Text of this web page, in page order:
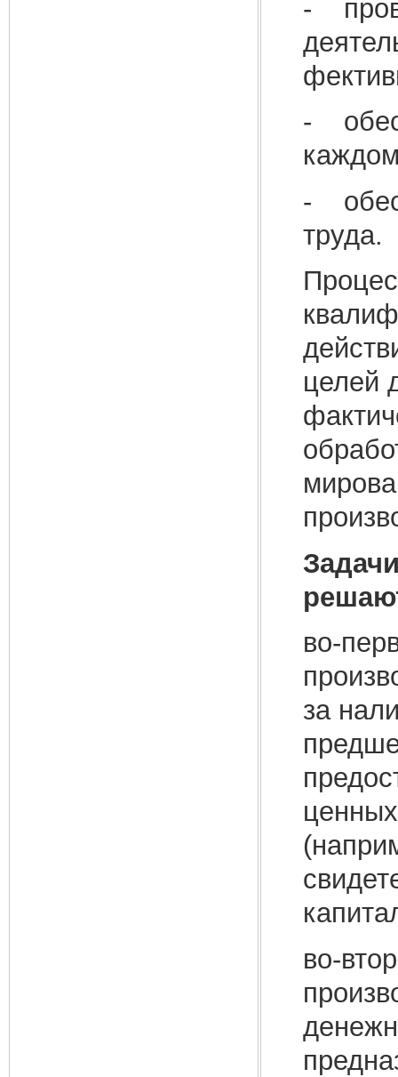
-
-
-
труда.
целей
во-
за
во-